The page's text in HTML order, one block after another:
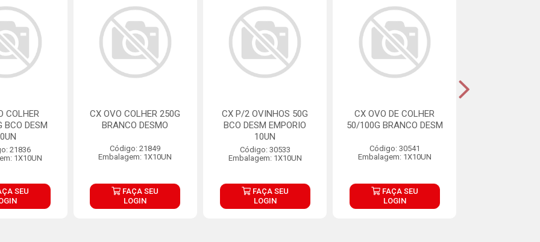
COLHER
BCO DESM
21836
1X10UN
SEU
CX OVO COLHER 250G
BRANCO DESMO
Código: 21849
Embalagem: 1X10UN
FAÇA SEU
LOGIN
CX P/2 OVINHOS 50G
BCO DESM EMPORIO
10UN
Código: 30533
Embalagem: 1X10UN
FAÇA SEU
LOGIN
CX OVO DE COLHER
50/100G BRANCO DESM
Código: 30541
Embalagem: 1X10UN
FAÇA SEU
LOGIN